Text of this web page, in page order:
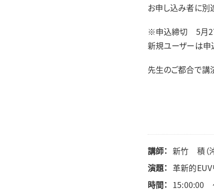
お申し込み者に別
※申込締切 5月
新規ユーザーは申
先生のご都合で講
講師： 新竹 積（
演題： 革新的
時間： 15:00:00